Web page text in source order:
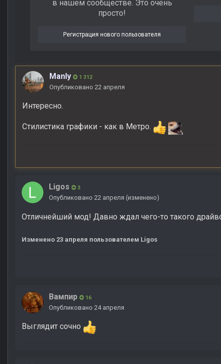
в нашем сообществе. Это очень
просто!
Регистрация нового пользователя
Manly 1 312
Опубликовано 22 апреля
Интересно.
Стилистика графики - как в Метро.
Ligos 3
Опубликовано 22 апреля (изменено)
Отличнейший мод! Давно ждал чего-то такого
Изменено 23 апреля пользователем Ligos
Вампир 16
Опубликовано 24 апреля
Выглядит сочно